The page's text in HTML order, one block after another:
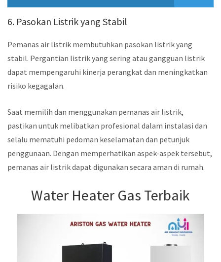
6. Pasokan Listrik yang Stabil
Pemanas air listrik membutuhkan pasokan listrik yang
stabil. Pergantian listrik yang sering atau gangguan listrik
dapat mempengaruhi kinerja perangkat dan meningkatkan
risiko kegagalan.
Saat memilih dan menggunakan pemanas air listrik,
pastikan untuk melibatkan profesional dalam instalasi dan
selalu mematuhi pedoman keselamatan dan petunjuk
penggunaan. Dengan memperhatikan aspek-aspek tersebut,
pemanas air listrik dapat digunakan secara aman di rumah.
Water Heater Gas Terbaik